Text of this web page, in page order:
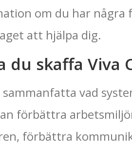
om du har några
att hjälpa dig.
du skaffa Viva
vad
förbättra
förbättra